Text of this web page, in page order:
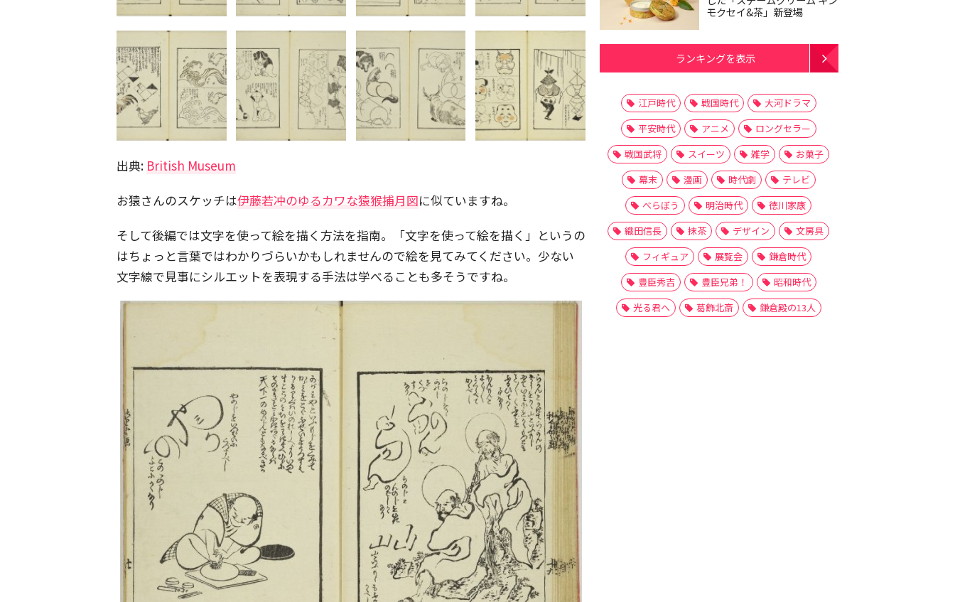
出典: British Museum
お猿さんのスケッチは伊藤若冲のゆるカワな猿猴捕月図に似ていますね。
そして後編では文字を使って絵を描く方法を指南。「文字を使って絵を描く」というの
はちょっと言葉ではわかりづらいかもしれませんので絵を見てみてください。少ない
文字線で見事にシルエットを表現する手法は学べることも多そうですね。
モクセイ&茶」新登場
ランキングを表示
江戸時代 戦国時代
大河ドラマ
平安時代
アニメ
ロングセラー
戦国武将
スイーツ 雑学
お菓子
幕末
漫画 時代劇
テレビ
べらぼう
明治時代
徳川家康
織田信長
抹茶 デザイン
文房具
フィギュア
展覧会
鎌倉時代
豊臣秀吉
豊臣兄弟！
昭和時代
光る君へ
葛飾北斎 鎌倉殿の13人